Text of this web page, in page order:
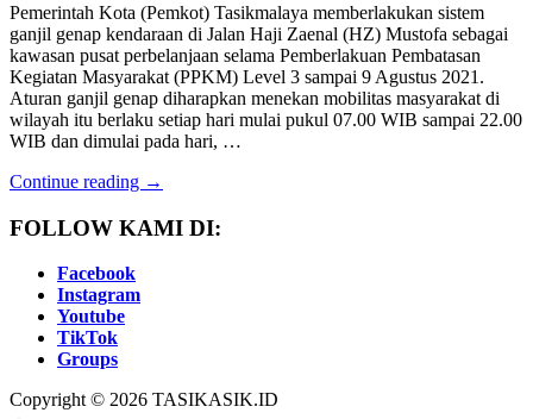
Pemerintah Kota (Pemkot) Tasikmalaya memberlakukan sistem
ganjil genap kendaraan di Jalan Haji Zaenal (HZ) Mustofa sebagai
kawasan pusat perbelanjaan selama Pemberlakuan Pembatasan
Kegiatan Masyarakat (PPKM) Level 3 sampai 9 Agustus 2021.
Aturan ganjil genap diharapkan menekan mobilitas masyarakat di
wilayah itu berlaku setiap hari mulai pukul 07.00 WIB sampai 22.00
WIB dan dimulai pada hari, …
Continue reading →
FOLLOW KAMI DI:
Facebook
Instagram
Youtube
TikTok
Groups
Copyright © 2026 TASIKASIK.ID